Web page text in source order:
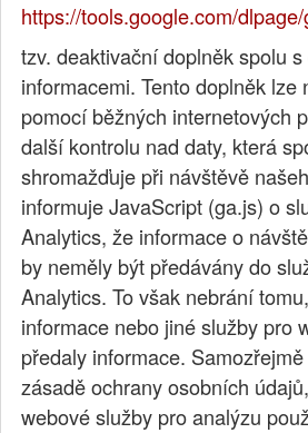
https://tools.google.com/
tzv. deaktivační doplněk spolu
informacemi. Tento doplněk lze
pomocí běžných internetových
další kontrolu nad daty, která
shromažďuje při návštěvě
informuje JavaScript (ga.js) o
Analytics, že informace o
by neměly být předávány do
Analytics. To však nebrání
informace nebo jiné služby pro
předaly informace.
zásadě ochrany osobních
webové služby pro analýzu